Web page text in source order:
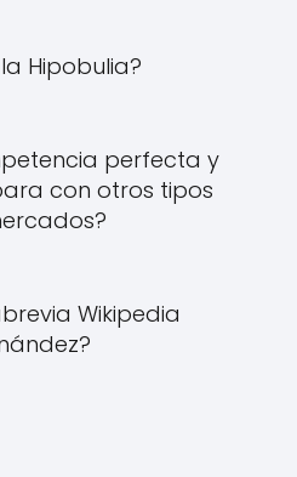
Hipobulia?
perfecta y
con otros tipos
Wikipedia